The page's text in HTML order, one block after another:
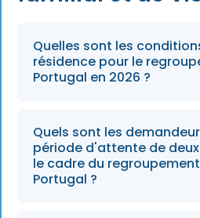
Quelles sont les
résidence pour le
Portugal en 2026 ?
À compter de 2026, la
que les demandeurs aient
au Portugal pendant deux
avant de pouvoir
Quels sont les
période d'attente de
le cadre du
Portugal ?